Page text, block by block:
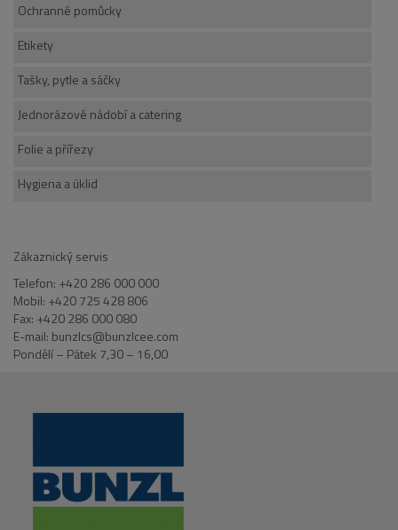
Ochranné pomůcky
Etikety
Tašky, pytle a sáčky
Jednorázové nádobí a catering
Folie a přířezy
Hygiena a úklid
Zákaznický servis
Telefon: +420 286 000 000
Mobil: +420 725 428 806
Fax: +420 286 000 080
E-mail: bunzlcs@bunzlcee.com
Pondělí – Pátek 7,30 – 16,00